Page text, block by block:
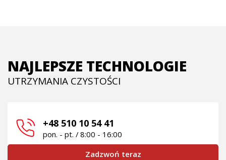
NAJLEPSZE TECHNOLOGIE
UTRZYMANIA CZYSTOŚCI
+48 510 10 54 41
pon. - pt. / 8:00 - 16:00
Zadzwoń teraz